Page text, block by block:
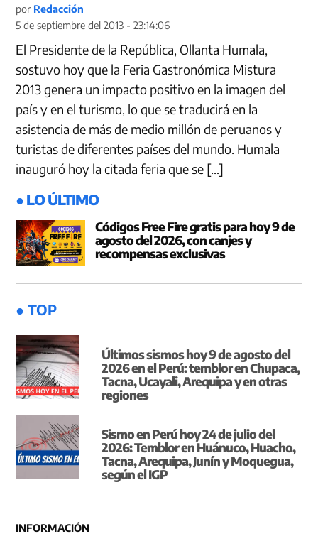
por Redacción
5 de septiembre del 2013 - 23:14:06
El Presidente de la República, Ollanta Humala,
sostuvo hoy que la Feria Gastronómica Mistura
2013 genera un impacto positivo en la imagen del
país y en el turismo, lo que se traducirá en la
asistencia de más de medio millón de peruanos y
turistas de diferentes países del mundo. Humala
inauguró hoy la citada feria que se […]
● LO ÚLTIMO
Códigos Free Fire gratis para hoy 9 de
agosto del 2026, con canjes y
recompensas exclusivas
● TOP
Últimos sismos hoy 9 de agosto del
2026 en el Perú: temblor en Chupaca,
Tacna, Ucayali, Arequipa y en otras
regiones
Sismo en Perú hoy 24 de julio del
2026: Temblor en Huánuco, Huacho,
Tacna, Arequipa, Junín y Moquegua,
según el IGP
INFORMACIÓN